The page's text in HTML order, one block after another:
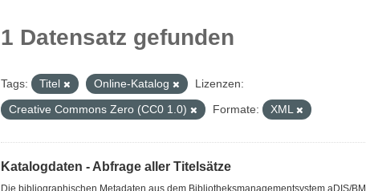
1 Datensatz gefunden
Tags: Titel Online-Katalog
Lizenzen:
Creative Commons Zero (CC0 1.0)
Formate: XML
Katalogdaten - Abfrage aller Titelsätze
Die bibliographischen Metadaten aus dem Bibliotheksmanagementsystem aDIS/